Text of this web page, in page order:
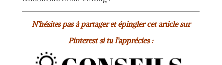
N’hésites pas à partager et épingler cet article sur
Pinterest si tu l’apprécies :